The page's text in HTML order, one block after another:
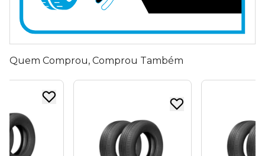
Quem Comprou, Comprou Também